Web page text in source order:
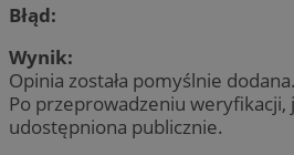
Błąd:
Wynik:
Opinia została pomyślnie dodana.
Po przeprowadzeniu weryfikacji,
udostępniona publicznie.